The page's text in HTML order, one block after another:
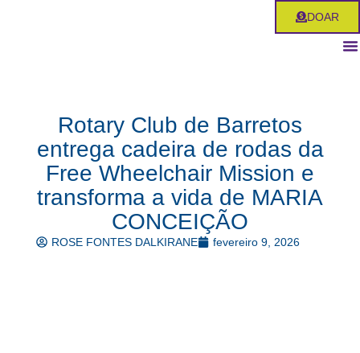
DOAR
Rotary Club de Barretos
entrega cadeira de rodas da
Free Wheelchair Mission e
transforma a vida de MARIA
CONCEIÇÃO
ROSE FONTES DALKIRANE fevereiro 9, 2026